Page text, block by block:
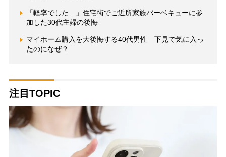
「軽率でした…」住宅街でご近所家族バーベキューに参
加した30代主婦の後悔
マイホーム購入を大後悔する40代男性 下見で気に入っ
たのになぜ？
注目TOPIC